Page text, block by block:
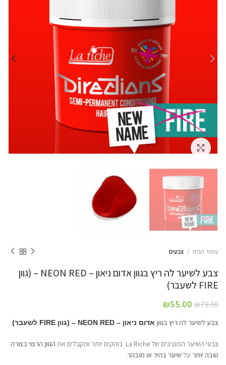
Click to enlarge
עמוד הבית צבעים
צבע לשיער לה ריץ בגוון אדום ניאון – NEON RED – (גוון
FIRE לשעבר)
₪78.00
₪55.00
צבע לשיער לה ריץ בגוון אדום ניאון – NEON RED – (גוון FIRE לשעבר)
צבעי השיער המגניבים של La Riche בוהקים יותר ומקבלים את
הגוון הרצוי בצורה
טובה יותר על שיער בהיר או מובהר.